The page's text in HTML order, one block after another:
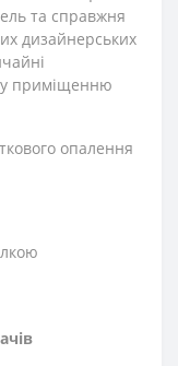
та справжня
дизайнерських
приміщенню
опалення